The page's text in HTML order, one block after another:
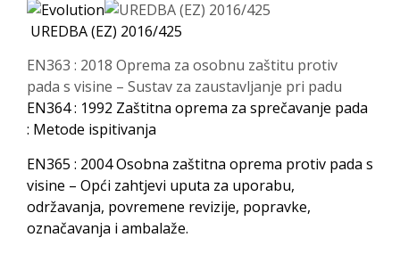
UREDBA (EZ) 2016/425
EN363 : 2018 Oprema za osobnu zaštitu protiv
pada s visine – Sustav za zaustavljanje pri padu
EN364 : 1992 Zaštitna oprema za sprečavanje pada
: Metode ispitivanja
EN365 : 2004 Osobna zaštitna oprema protiv pada s
visine – Opći zahtjevi uputa za uporabu,
održavanja, povremene revizije, popravke,
označavanja i ambalaže.